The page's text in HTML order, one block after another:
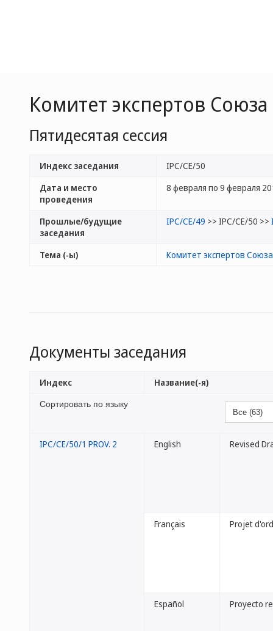
Комитет экспертов
Пятидесятая сессия
Индекс заседания
IPC/CE/50
Дата и место
проведения
8 февраля по 9 февраля
Прошлые/будущие
заседания
IPC/CE/49 >> IPC/CE/50 >>
Тема (-ы) Комитет экспертов
Документы заседания
Сортировать по языку
Индекс Название(-я)
IPC/CE/50/1 PROV. 2 English Revised
Français Projet
Español Proyecto